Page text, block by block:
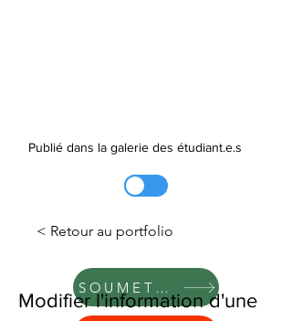
Publié dans la galerie des étudiant.e.s
SOUMETTRE
< Retour au portfolio
Modifier l'information d'une